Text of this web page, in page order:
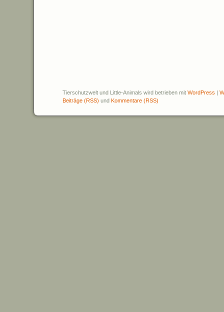
Tierschutzwelt und Little-Animals wird betrieben mit WordPress |
Beiträge (RSS) und Kommentare (RSS)